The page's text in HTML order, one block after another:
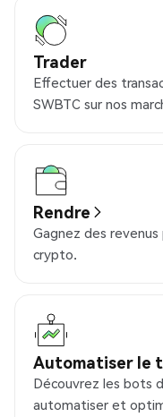
Trader
Effectuer des
SWBTC sur nos
Rendre
Gagnez des
crypto.
Automatiser le
Découvrez les bots
automatiser et